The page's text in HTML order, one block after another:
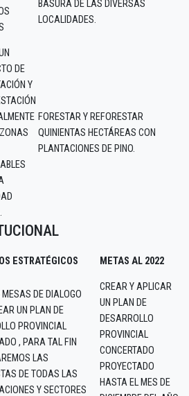
BASURA DE LAS DIVERSAS
LOCALIDADES.
DE
Y
FORESTAR Y REFORESTAR
QUINIENTAS HECTÁREAS CON
PLANTACIONES DE PINO.
ESTRATÉGICOS METAS AL 2022
MESAS DE DIALOGO
UN PLAN DE
PROVINCIAL
, PARA TAL FIN
LAS
DE TODAS LAS
Y SECTORES
CREAR Y APLICAR
UN PLAN DE
DESARROLLO
PROVINCIAL
CONCERTADO
PROYECTADO
HASTA EL MES DE